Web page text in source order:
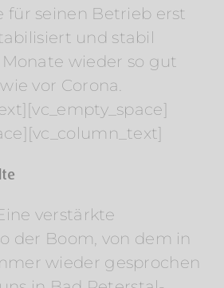
für seinen Betrieb erst
und stabil
wieder so gut
vor Corona.
verstärkte
der Boom, von dem in
wieder gesprochen